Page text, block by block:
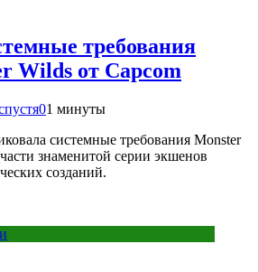
требования
Wilds от Capcom
01 минуты
системные требования Monster
знаменитой серии экшенов
созданий.